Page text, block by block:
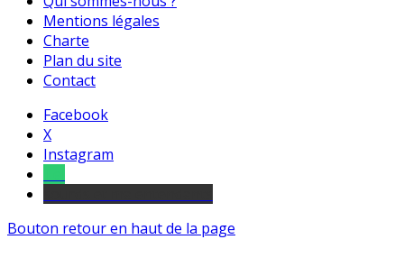
Mentions légales
Charte
Plan du site
Contact
Facebook
X
Instagram
Bouton retour en haut de la page